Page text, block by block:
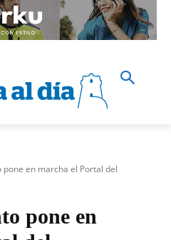
pone en marcha el Portal del
pone en